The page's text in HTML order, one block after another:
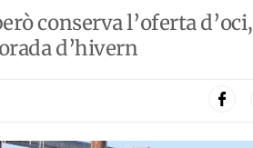
conserva l’oferta d’oci,
d’hivern